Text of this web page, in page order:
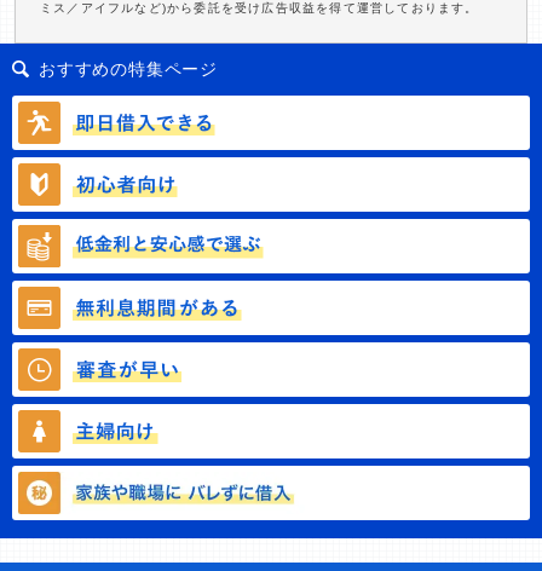
ミス／アイフルなど)から委託を受け広告収益を得て運営しております。
おすすめの特集ページ